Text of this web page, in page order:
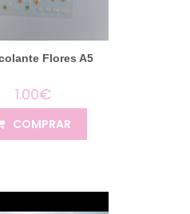
Flores A5
1.00€
COMPRAR